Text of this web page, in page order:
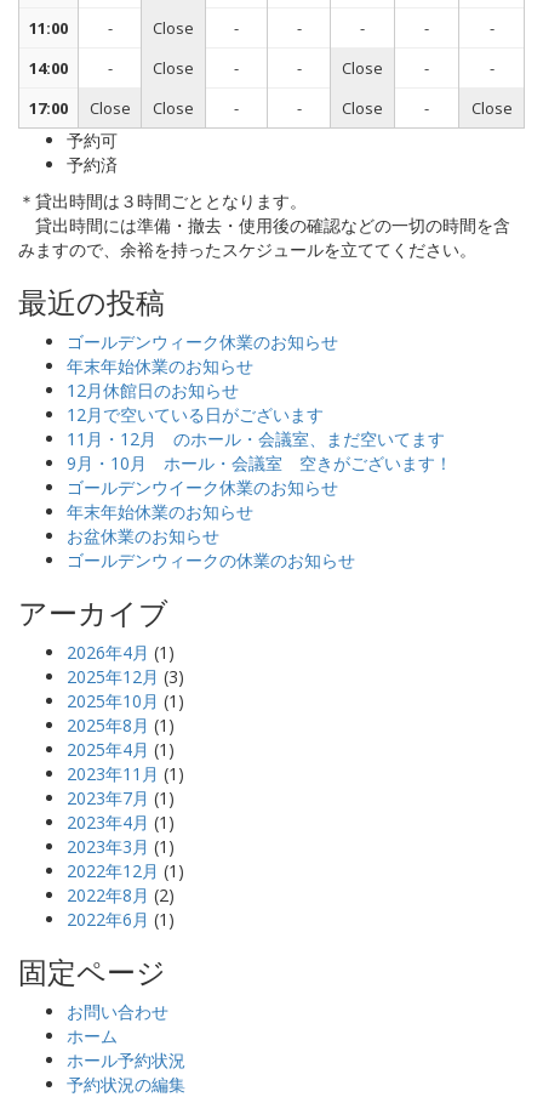
11:00
- Close - - - -
-
14:00
- Close - - Close -
-
17:00
Close Close - - Close - Close
予約可
予約済
＊貸出時間は３時間ごととなります。
貸出時間には準備・撤去・使用後の確認などの一切の時間を含
みますので、余裕を持ったスケジュールを立ててください。
最近の投稿
ゴールデンウィーク休業のお知らせ
年末年始休業のお知らせ
12月休館日のお知らせ
12月で空いている日がございます
11月・12月 のホール・会議室、まだ空いてます
9月・10月 ホール・会議室 空きがございます！
ゴールデンウイーク休業のお知らせ
年末年始休業のお知らせ
お盆休業のお知らせ
ゴールデンウィークの休業のお知らせ
アーカイブ
2026年4月 (1)
2025年12月 (3)
2025年10月 (1)
2025年8月 (1)
2025年4月 (1)
2023年11月 (1)
2023年7月 (1)
2023年4月 (1)
2023年3月 (1)
2022年12月 (1)
2022年8月 (2)
2022年6月 (1)
固定ページ
お問い合わせ
ホーム
ホール予約状況
予約状況の編集